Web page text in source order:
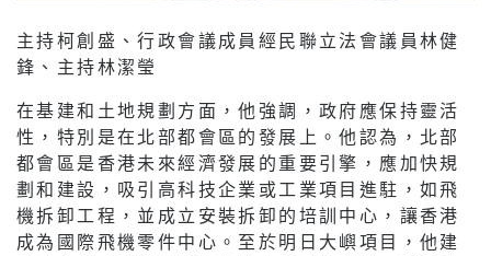
主持柯創盛、行政會議成員經民聯立法會議員林健
鋒、主持林潔瑩
在基建和土地規劃方面，他強調，政府應保持靈活
性，特別是在北部都會區的發展上。他認為，北部
都會區是香港未來經濟發展的重要引擎，應加快規
劃和建設，吸引高科技企業或工業項目進駐，如飛
機拆卸工程，並成立安裝拆卸的培訓中心，讓香港
成為國際飛機零件中心。至於明日大嶼項目，他建